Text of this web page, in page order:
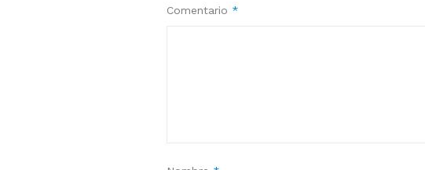
Comentario *